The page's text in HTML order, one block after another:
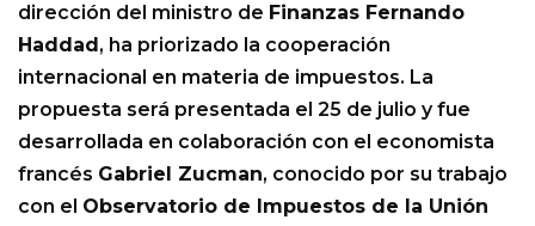
dirección del ministro de Finanzas Fernando
Haddad, ha priorizado la cooperación
internacional en materia de impuestos. La
propuesta será presentada el 25 de julio y fue
desarrollada en colaboración con el economista
francés Gabriel Zucman, conocido por su trabajo
con el Observatorio de Impuestos de la Unión